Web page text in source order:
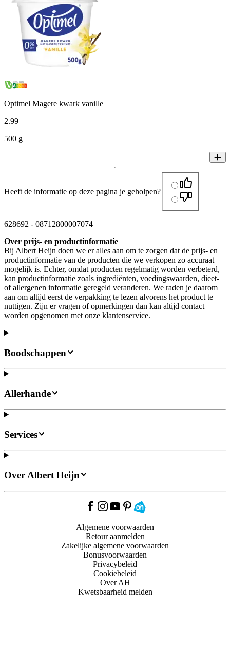
Optimel Magere kwark vanille
2.99
500 g
Heeft de informatie op deze pagina je geholpen?
628692 - 08712800007074
Over prijs- en productinformatie
Bij Albert Heijn doen we er alles aan om te zorgen dat de prijs- en
productinformatie van de producten die we verkopen zo accuraat
mogelijk is. Echter, omdat producten regelmatig worden verbeterd,
kan productinformatie zoals ingrediënten, voedingswaarden, dieet-
of allergenen informatie geregeld veranderen. We raden je daarom
aan om altijd eerst de verpakking te lezen alvorens het product te
nuttigen. Zijn er vragen of opmerkingen dan kan altijd contact
worden opgenomen met onze klantenservice.
Boodschappen
Allerhande
Services
Over Albert Heijn
Algemene voorwaarden
Retour aanmelden
Zakelijke algemene voorwaarden
Bonusvoorwaarden
Privacybeleid
Cookiebeleid
Over AH
Kwetsbaarheid melden